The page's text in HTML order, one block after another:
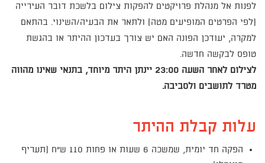
לפנות אל מנהלת פרויקטים להפקות צילום בלשכת דובר העירייה
(לפי הפרטים המופיעים מטה) ולתאר את הבעיה/השינוי. בהתאם
למקרה, יעודכן הפונה האם יש צורך בעדכון ההיתר או בהגשת
טופס לבקשה חדשה.
לצילום לאחר השעה 23:00 יינתן היתר מיוחד, בתנאי שאינו מהווה
מטרד לתושבים ולסביבה.
עלות קבלת ההיתר
הפקה חד יומית, שמשכה 6 שעות או פחות 110 ש"ח (תעריף